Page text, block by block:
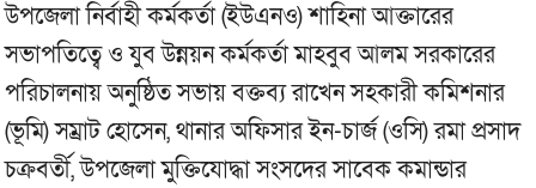
উপজেলা নির্বাহী কর্মকর্তা (ইউএনও) শাহিনা আক্তারের
সভাপতিত্বে ও যুব উন্নয়ন কর্মকর্তা মাহবুব আলম সরকারের
পরিচালনায় অনুষ্ঠিত সভায় বক্তব্য রাখেন সহকারী কমিশনার
(ভূমি) সম্রাট হোসেন, থানার অফিসার ইন-চার্জ (ওসি) রমা প্রসাদ
চক্রবর্তী, উপজেলা মুক্তিযোদ্ধা সংসদের সাবেক কমান্ডার